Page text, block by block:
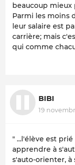
beaucoup mieux
Parmi les moins
leur salaire est
carrière; mais
qui comme
BIBI
19
" ...l'élève est
apprendre à
s'auto-orienter, à